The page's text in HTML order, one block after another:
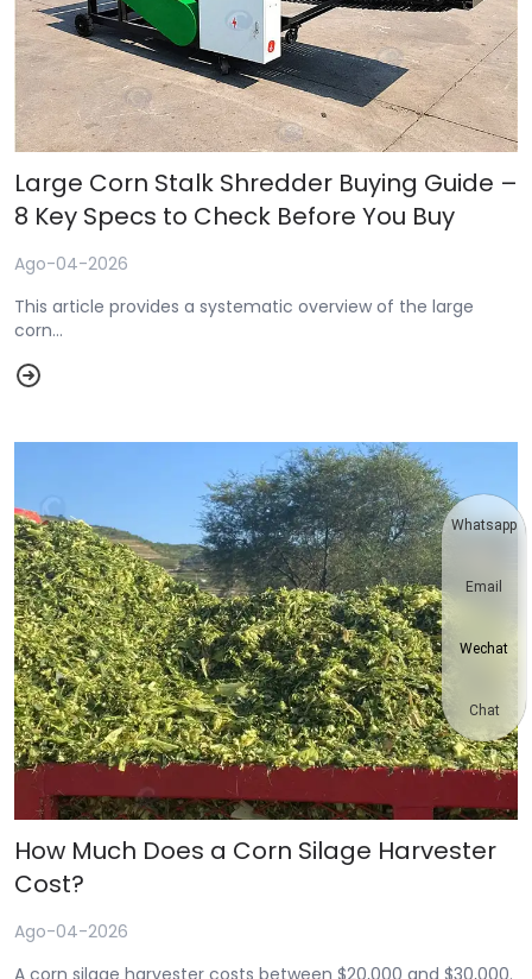
Large Corn Stalk Shredder Buying Guide –
8 Key Specs to Check Before You Buy
Ago-04-2026
This article provides a systematic overview of the large
corn...
How Much Does a Corn Silage Harvester
Cost?
Ago-04-2026
A corn silage harvester costs between $20,000 and $30,000.
Whatsapp
Email
Wechat
Chat